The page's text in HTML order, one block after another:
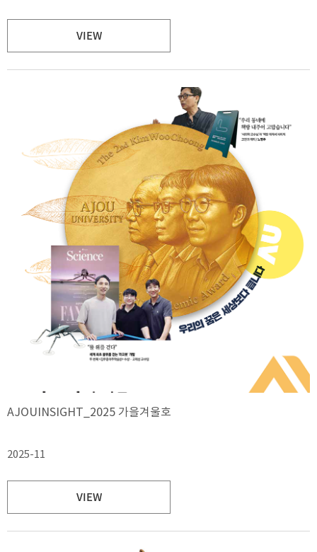
VIEW
AJOUINSIGHT_2025 가을겨울호
2025-11
VIEW